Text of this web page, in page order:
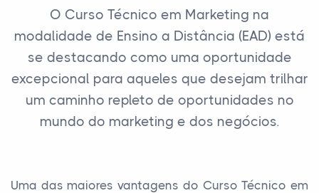
O Curso Técnico em Marketing na
modalidade de Ensino a Distância (EAD) está
se destacando como uma oportunidade
excepcional para aqueles que desejam trilhar
um caminho repleto de oportunidades no
mundo do marketing e dos negócios.
Uma das maiores vantagens do Curso Técnico em